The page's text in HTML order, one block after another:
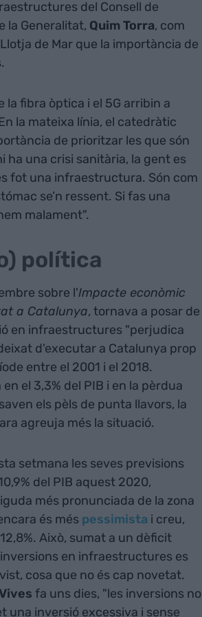
del Consell de
la Generalitat, Quim Torra, com
de Mar que la importància de
la fibra òptica i el 5G arribin a
la mateixa línia, el catedràtic
de prioritzar les que són
ha una crisi sanitària, la gent es
fot una infraestructura. Són com
se’n ressent. Si fas una
malament".
política
sobre l'Impacte econòmic
a Catalunya, tornava a posar de
en infraestructures "perjudica
d'executar a Catalunya prop
entre el 2001 i el 2018.
el 3,3% del PIB i en la pèrdua
els pèls de punta llavors, la
agreuja més la situació.
setmana les seves previsions
del PIB aquest 2020,
més pronunciada de la zona
és més pessimista i creu,
Això, sumat a un dèficit
en infraestructures es
cosa que no és cap novetat.
fa uns dies, "les inversions no
una inversió excessiva i sense